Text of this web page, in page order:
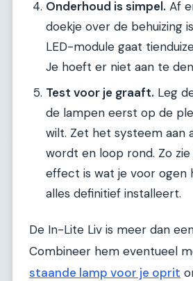
Onderhoud is simpel. Af
doekje over de behuizing
LED-module gaat
Je hoeft er niet aan te
Test voor je graaft. Leg
de lampen eerst op de
wilt. Zet het systeem aan
wordt en loop rond. Zo
effect is wat je voor ogen
alles definitief installeert.
De In-Lite Liv is meer dan
Combineer hem eventueel
staande lamp voor je oprit